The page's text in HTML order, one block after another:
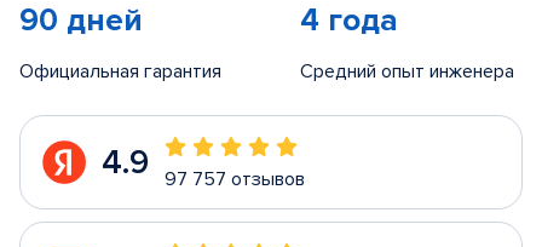
90 дней
Официальная гарантия
4 года
Средний опыт инженера
4.9 97 757 отзывов